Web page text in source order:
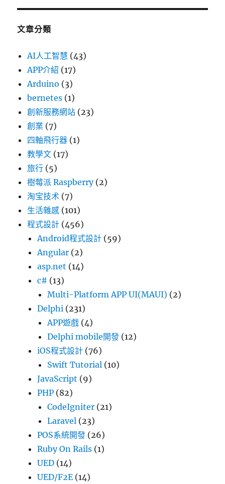
文章分類
AI人工智慧 (43)
APP介紹 (17)
Arduino (3)
bernetes (1)
創新服務網站 (23)
創業 (7)
四軸飛行器 (1)
教學文 (17)
旅行 (5)
樹莓派 Raspberry(2)
淘宝技术 (7)
生活雜感 (101)
程式設計 (456)
Android程式設計 (59)
Angular (2)
asp.net (14)
c# (13)
Multi-Platform APP UI(MAUI) (2)
Delphi (231)
APP遊戲 (4)
Delphi mobile開發 (12)
iOS程式設計 (76)
Swift Tutorial (10)
JavaScript (9)
PHP (82)
CodeIgniter (21)
Laravel (23)
POS系統開發 (26)
Ruby On Rails (1)
UED (14)
UED/F2E (14)